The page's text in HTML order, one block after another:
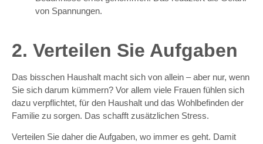
von Spannungen.
2. Verteilen Sie Aufgaben
Das bisschen Haushalt macht sich von allein – aber nur, wenn
Sie sich darum kümmern? Vor allem viele Frauen fühlen sich
dazu verpflichtet, für den Haushalt und das Wohlbefinden der
Familie zu sorgen. Das schafft zusätzlichen Stress.
Verteilen Sie daher die Aufgaben, wo immer es geht. Damit